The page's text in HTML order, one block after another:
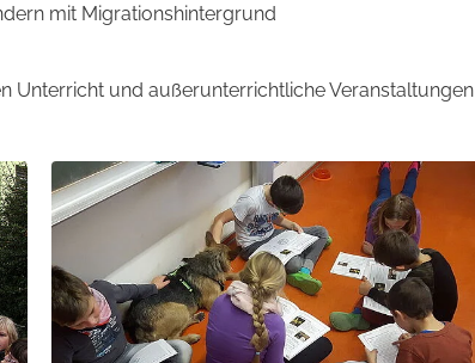
mit Migrationshintergrund
Unterricht und außerunterrichtliche Veranstaltungen